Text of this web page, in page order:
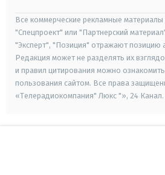
Все коммерческие рекламные
"Спецпроект" или "Партнерский
"Эксперт", "Позиция" отражают позицию
Редакция может не разделять их
и правил цитирования можно
пользования сайтом. Все права
«Телерадиокомпания" Люкс "», 24 Канал.